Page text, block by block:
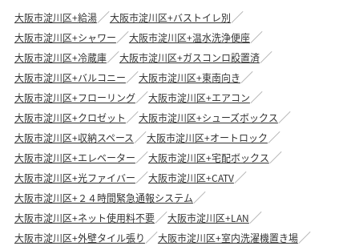
大阪市淀川区+給湯
大阪市淀川区+バストイレ別
大阪市淀川区+シャワー
大阪市淀川区+温水洗浄便座
大阪市淀川区+冷蔵庫
大阪市淀川区+ガスコンロ設置済
大阪市淀川区+バルコニー
大阪市淀川区+東南向き
大阪市淀川区+フローリング
大阪市淀川区+エアコン
大阪市淀川区+クロゼット
大阪市淀川区+シューズボックス
大阪市淀川区+収納スペース
大阪市淀川区+オートロック
大阪市淀川区+エレベーター
大阪市淀川区+宅配ボックス
大阪市淀川区+光ファイバー
大阪市淀川区+CATV
大阪市淀川区+２４時間緊急通報システム
大阪市淀川区+ネット使用料不要
大阪市淀川区+LAN
大阪市淀川区+外壁タイル張り
大阪市淀川区+室内洗濯機置き場